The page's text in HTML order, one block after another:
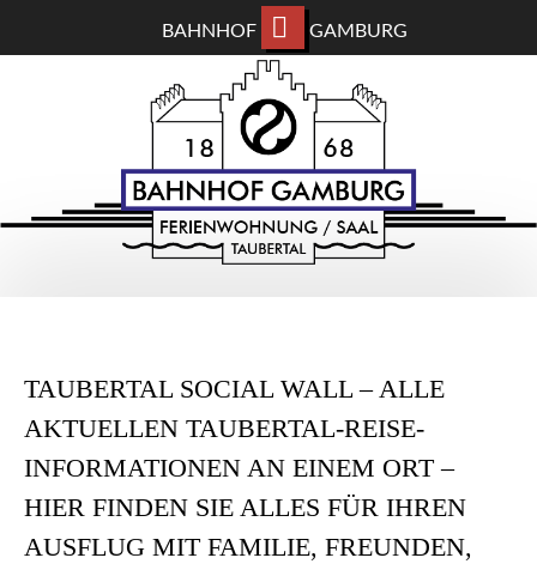
BAHNHOF GAMBURG
BAHNHOF GAMBURG
Ferienwohnung und Eventsaal im Taubertal
TAUBERTAL SOCIAL WALL – ALLE
AKTUELLEN TAUBERTAL-REISE-
INFORMATIONEN AN EINEM ORT –
HIER FINDEN SIE ALLES FÜR IHREN
AUSFLUG MIT FAMILIE, FREUNDEN,